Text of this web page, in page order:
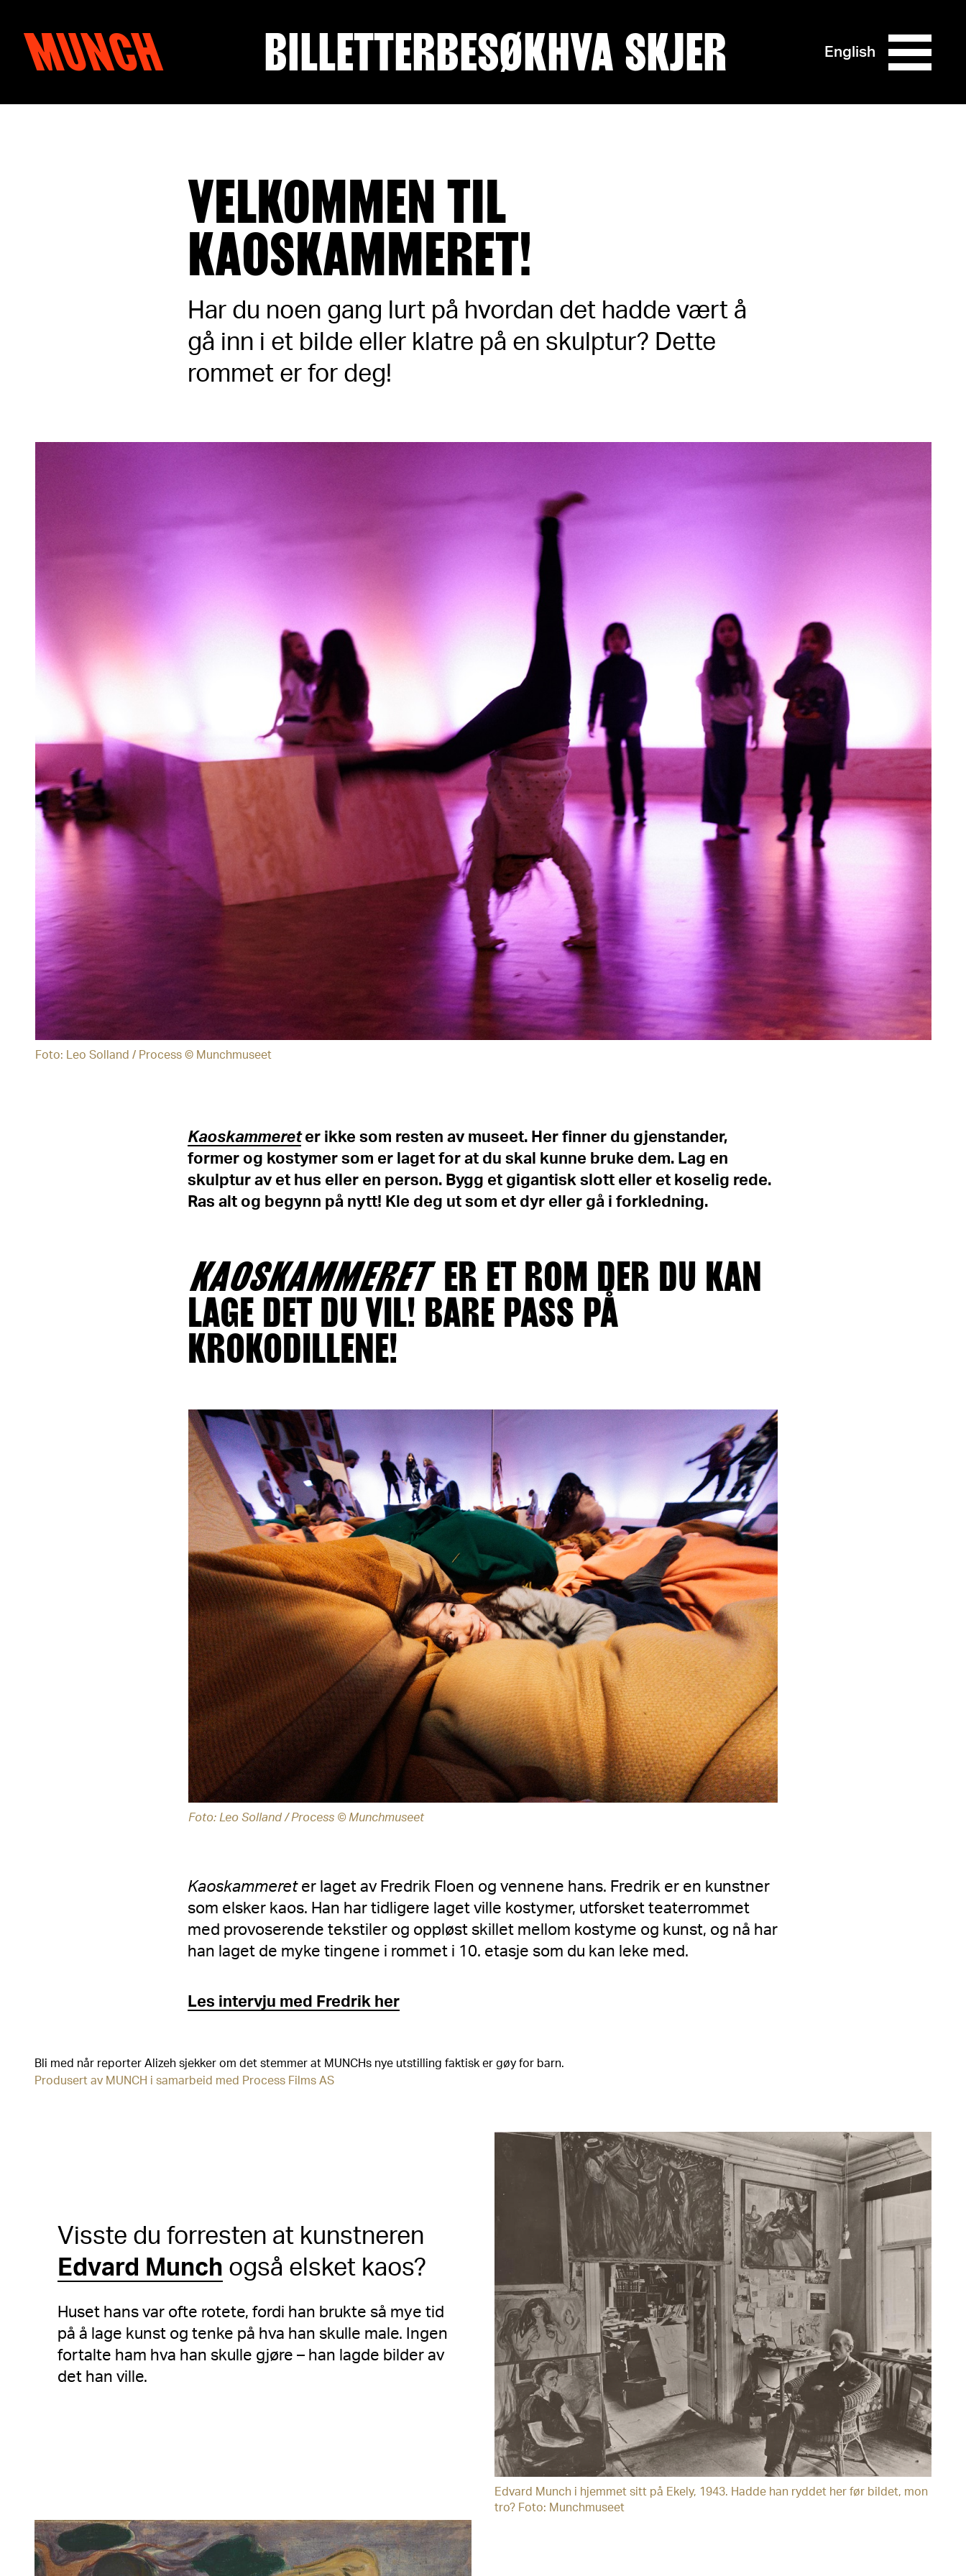
MUNCH BILLETTERBESØKHVA SKJER English
VELKOMMEN TIL
KAOSKAMMERET!
Har du noen gang lurt på hvordan det hadde vært å
gå inn i et bilde eller klatre på en skulptur? Dette
rommet er for deg!
Foto: Leo Solland / Process © Munchmuseet
Kaoskammereter ikke som resten av museet. Her finner du gjenstander,
former og kostymer som er laget for at du skal kunne bruke dem. Lag en
skulptur av et hus eller en person. Bygg et gigantisk slott eller et koselig rede.
Ras alt og begynn på nytt! Kle deg ut som et dyr eller gå i forkledning.
KAOSKAMMERETER ET ROM DER DU KAN
LAGE DET DU VIL! BARE PASS PÅ
KROKODILLENE!
Foto: Leo Solland / Process © Munchmuseet
Kaoskammereter laget av Fredrik Floen og vennene hans. Fredrik er en kunstner
som elsker kaos. Han har tidligere laget ville kostymer, utforsket teaterrommet
med provoserende tekstiler og oppløst skillet mellom kostyme og kunst, og nå har
han laget de myke tingene i rommet i 10. etasje som du kan leke med.
Les intervju med Fredrik her
Bli med når reporter Alizeh sjekker om det stemmer at MUNCHs nye utstilling faktisk er gøy for barn.
Produsert av MUNCH i samarbeid med Process Films AS
Visste du forresten at kunstneren
Edvard Munch også elsket kaos?
Huset hans var ofte rotete, fordi han brukte så mye tid
på å lage kunst og tenke på hva han skulle male. Ingen
fortalte ham hva han skulle gjøre – han lagde bilder av
det han ville.
Edvard Munch i hjemmet sitt på Ekely, 1943. Hadde han ryddet her før bildet, mon
tro? Foto: Munchmuseet